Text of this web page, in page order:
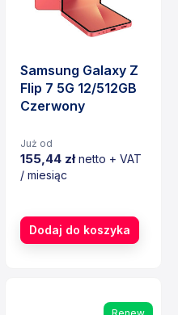
Samsung Galaxy Z
Flip 7 5G 12/512GB
Czerwony
Już od
155,44 złnetto + VAT
/ miesiąc
Dodaj do koszyka